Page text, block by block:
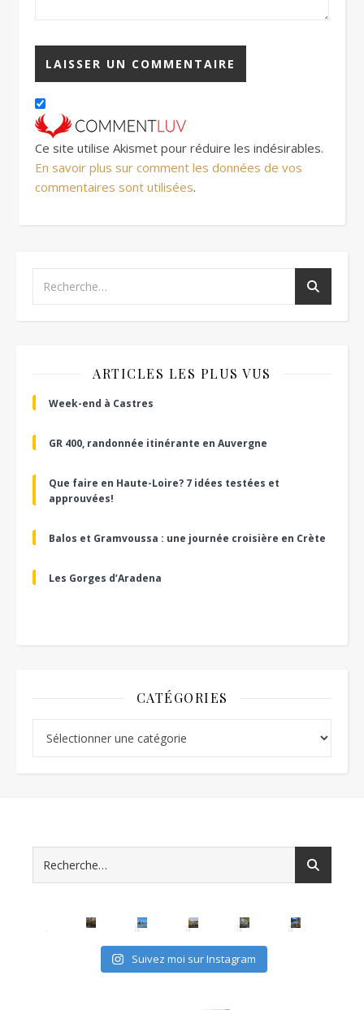
Ce site utilise Akismet pour réduire les indésirables.
En savoir plus sur comment les données de vos
commentaires sont utilisées.
ARTICLES LES PLUS VUS
Week-end à Castres
GR 400, randonnée itinérante en Auvergne
Que faire en Haute-Loire? 7 idées testées et
approuvées!
Balos et Gramvoussa : une journée croisière en Crète
Les Gorges d’Aradena
CATÉGORIES
Suivez moi sur Instagram